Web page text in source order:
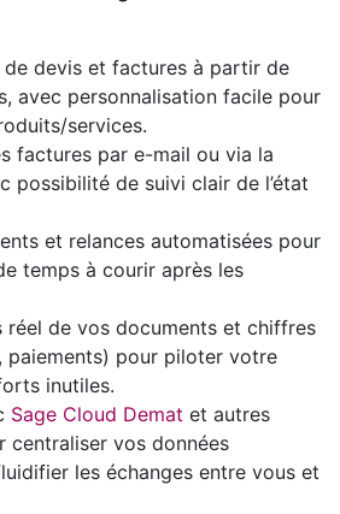
devis et factures à partir de
avec personnalisation facile pour
services.
factures par e-mail ou via la
possibilité de suivi clair de l’état
et relances automatisées pour
temps à courir après les
réel de vos documents et chiffres
paiements) pour piloter votre
inutiles.
Sage Cloud Demat et autres
centraliser vos données
les échanges entre vous et